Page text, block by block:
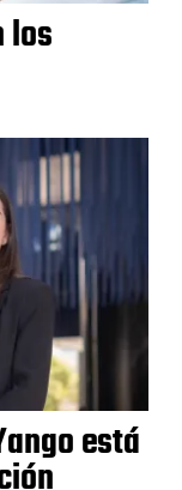
los
está